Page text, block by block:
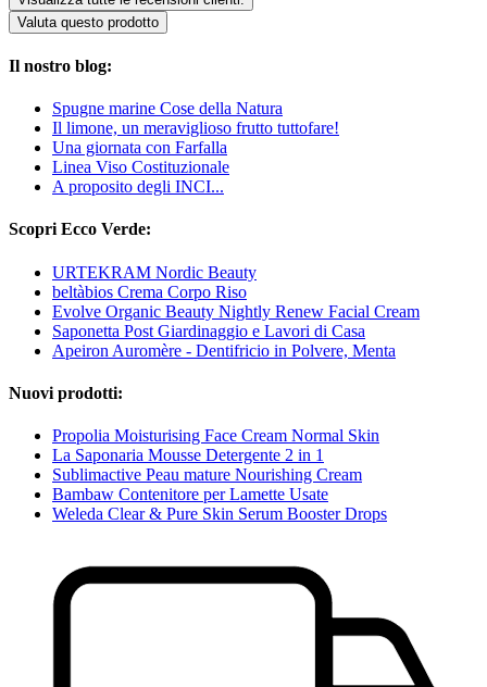
Valuta questo prodotto
Il nostro blog:
Spugne marine Cose della Natura
Il limone, un meraviglioso frutto tuttofare!
Una giornata con Farfalla
Linea Viso Costituzionale
A proposito degli INCI...
Scopri Ecco Verde:
URTEKRAM Nordic Beauty
beltàbios Crema Corpo Riso
Evolve Organic Beauty Nightly Renew Facial Cream
Saponetta Post Giardinaggio e Lavori di Casa
Apeiron Auromère - Dentifricio in Polvere, Menta
Nuovi prodotti:
Propolia Moisturising Face Cream Normal Skin
La Saponaria Mousse Detergente 2 in 1
Sublimactive Peau mature Nourishing Cream
Bambaw Contenitore per Lamette Usate
Weleda Clear & Pure Skin Serum Booster Drops